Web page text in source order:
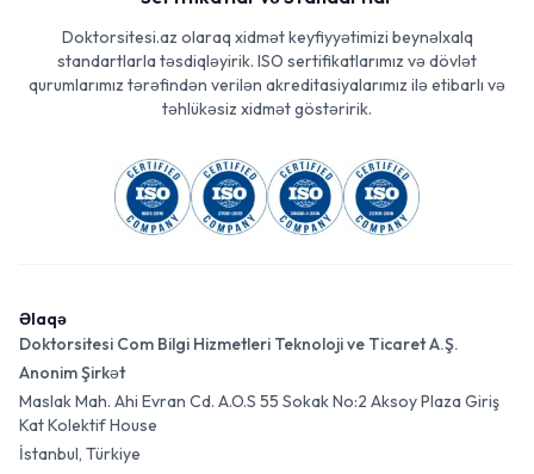
Doktorsitesi.az olaraq xidmət keyfiyyətimizi beynəlxalq
standartlarla təsdiqləyirik. ISO sertifikatlarımız və dövlət
qurumlarımız tərəfindən verilən akreditasiyalarımız ilə etibarlı və
təhlükəsiz xidmət göstəririk.
Əlaqə
Doktorsitesi Com Bilgi Hizmetleri Teknoloji ve Ticaret A.Ş.
Anonim Şirkət
Maslak Mah. Ahi Evran Cd. A.O.S 55 Sokak No:2 Aksoy Plaza Giriş
Kat Kolektif House
İstanbul, Türkiye